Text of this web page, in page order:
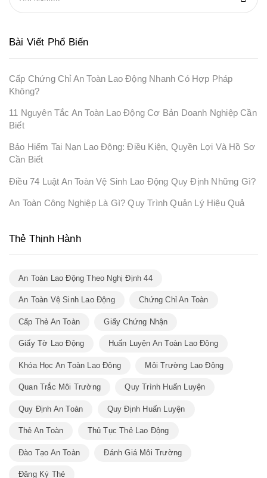
Bài Viết Phổ Biến
Cấp Chứng Chỉ An Toàn Lao Động Nhanh Có Hợp Pháp
Không?
11 Nguyên Tắc An Toàn Lao Động Cơ Bản Doanh Nghiệp Cần
Biết
Bảo Hiểm Tai Nạn Lao Động: Điều Kiện, Quyền Lợi Và Hồ Sơ
Cần Biết
Điều 74 Luật An Toàn Vệ Sinh Lao Động Quy Định Những Gì?
An Toàn Công Nghiệp Là Gì? Quy Trình Quản Lý Hiệu Quả
Thẻ Thịnh Hành
An Toàn Lao Động Theo Nghị Định 44
An Toàn Vệ Sinh Lao Động Chứng Chỉ An Toàn
Cấp Thẻ An Toàn Giấy Chứng Nhận
Giấy Tờ Lao Động Huấn Luyện An Toàn Lao Động
Khóa Học An Toàn Lao Động Môi Trường Lao Động
Quan Trắc Môi Trường Quy Trình Huấn Luyện
Quy Định An Toàn Quy Định Huấn Luyện
Thẻ An Toàn Thủ Tục Thẻ Lao Động
Đào Tạo An Toàn Đánh Giá Môi Trường
Đăng Ký Thẻ